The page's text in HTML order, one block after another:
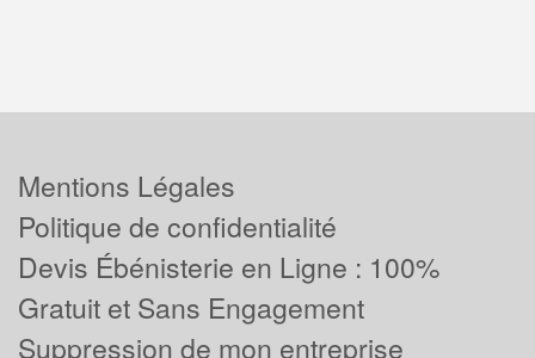
Mentions Légales
Politique de confidentialité
Devis Ébénisterie en Ligne : 100%
Gratuit et Sans Engagement
Suppression de mon entreprise